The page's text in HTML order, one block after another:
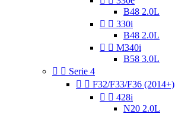
B48 2.0L
  330i
B48 2.0L
  M340i
B58 3.0L
  Serie 4
  F32/F33/F36 (2014+)
  428i
N20 2.0L